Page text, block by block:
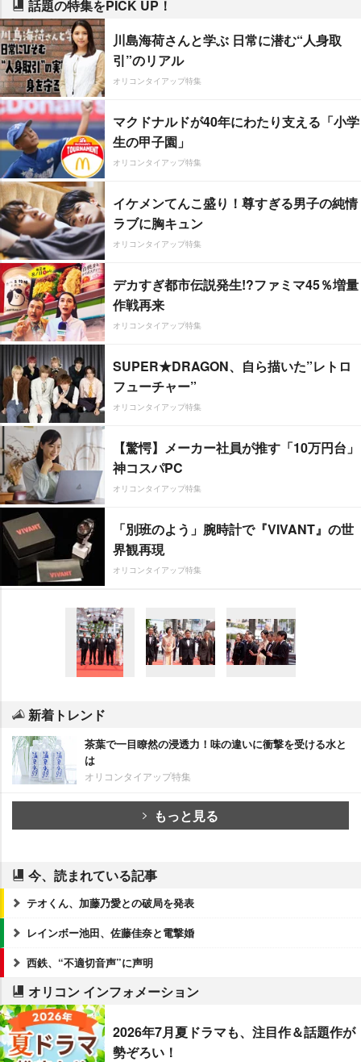
話題の特集をPICK UP！
川島海荷さんと学ぶ 日常に潜む“人身取
引”のリアル
オリコンタイアップ特集
マクドナルドが40年にわたり支える「小学
生の甲子園」
オリコンタイアップ特集
イケメンてんこ盛り！尊すぎる男子の純情
ラブに胸キュン
オリコンタイアップ特集
デカすぎ都市伝説発生!?ファミマ45％増量
作戦再来
オリコンタイアップ特集
SUPER★DRAGON、自ら描いた”レトロ
フューチャー”
オリコンタイアップ特集
【驚愕】メーカー社員が推す「10万円台」
神コスパPC
オリコンタイアップ特集
「別班のよう」腕時計で『VIVANT』の世
界観再現
オリコンタイアップ特集
新着トレンド
茶葉で一目瞭然の浸透力！味の違いに衝撃を受ける水と
は
オリコンタイアップ特集
もっと見る
今、読まれている記事
テオくん、加藤乃愛との破局を発表
レインボー池田、佐藤佳奈と電撃婚
西鉄、“不適切音声”に声明
オリコン インフォメーション
2026年7月夏ドラマも、注目作＆話題作が
勢ぞろい！